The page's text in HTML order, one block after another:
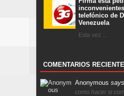
telefónico de
Venezuela
Esta vez ...
COMENTARIOS
Anonymous
como hacer si